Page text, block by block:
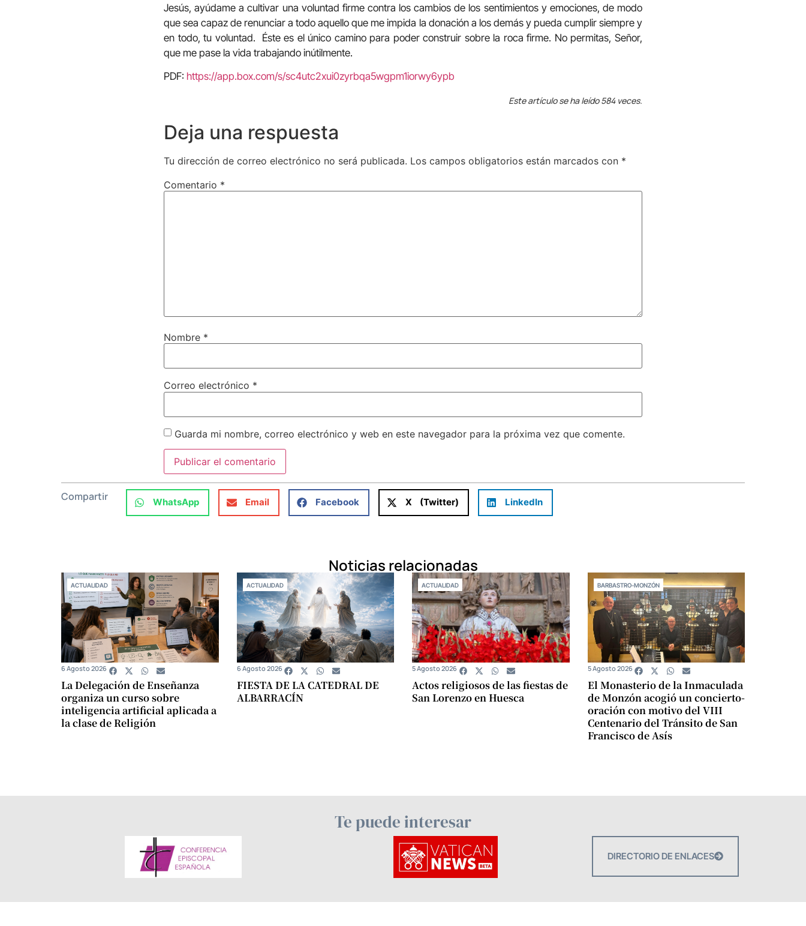
Jesús, ayúdame a cultivar una voluntad firme contra los cambios de los sentimientos y emociones, de modo
que sea capaz de renunciar a todo aquello que me impida la donación a los demás y pueda cumplir siempre y
en todo, tu voluntad. Éste es el único camino para poder construir sobre la roca firme. No permitas, Señor,
que me pase la vida trabajando inútilmente.
PDF: https://app.box.com/s/sc4utc2xui0zyrbqa5wgpm1iorwy6ypb
Este artículo se ha leído 584 veces.
Deja una respuesta
Tu dirección de correo electrónico no será publicada. Los campos obligatorios están marcados con *
Comentario *
Nombre *
Correo electrónico *
Guarda mi nombre, correo electrónico y web en este navegador para la próxima vez que comente.
Compartir WhatsApp Email Facebook X (Twitter) LinkedIn
Noticias relacionadas
ACTUALIDAD
La Delegación de Enseñanza
organiza un curso sobre
inteligencia artificial aplicada a
la clase de Religión
6 Agosto 2026
ACTUALIDAD
FIESTA DE LA CATEDRAL DE
ALBARRACÍN
6 Agosto 2026
ACTUALIDAD
Actos religiosos de las fiestas de
San Lorenzo en Huesca
5 Agosto 2026
BARBASTRO-MONZÓN
El Monasterio de la Inmaculada
de Monzón acogió un concierto-
oración con motivo del VIII
Centenario del Tránsito de San
Francisco de Asís
5 Agosto 2026
Te puede interesar
DIRECTORIO DE ENLACES